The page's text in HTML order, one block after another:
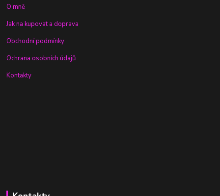
O mně
Jak na kupovat a doprava
Obchodní podmínky
Ochrana osobních údajů
Kontakty